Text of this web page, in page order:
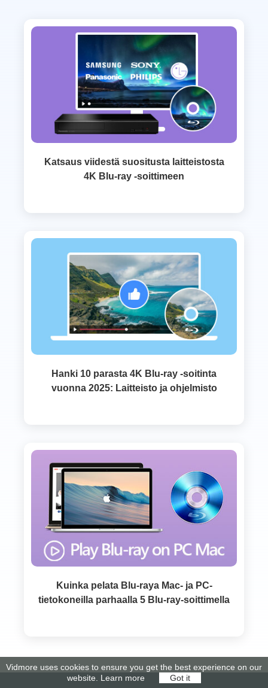
Katsaus viidestä suositusta laitteistosta
4K Blu-ray -soittimeen
Hanki 10 parasta 4K Blu-ray -soitinta
vuonna 2025: Laitteisto ja ohjelmisto
Kuinka pelata Blu-raya Mac- ja PC-
tietokoneilla parhaalla 5 Blu-ray-soittimella
Vidmore uses cookies to ensure you get the best experience on our
website. Learn more Got it